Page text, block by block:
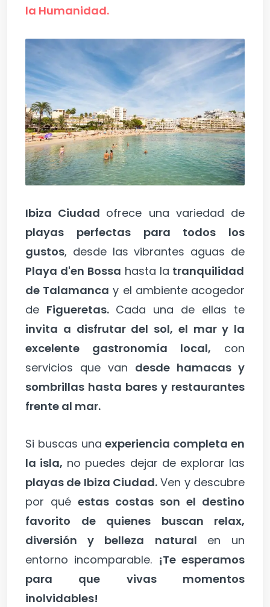
la Humanidad.
Ibiza Ciudad ofrece una variedad de
playas perfectas para todos los
gustos, desde las vibrantes aguas de
Playa d'en Bossa hasta la tranquilidad
de Talamanca y el ambiente acogedor
de Figueretas. Cada una de ellas te
invita a disfrutar del sol, el mar y la
excelente gastronomía local, con
servicios que van desde hamacas y
sombrillas hasta bares y restaurantes
frente al mar.
Si buscas unaexperiencia completa en
la isla, no puedes dejar de explorar las
playas de Ibiza Ciudad. Ven y descubre
por qué estas costas son el destino
favorito de quienes buscan relax,
diversión y belleza natural en un
entorno incomparable. ¡Te esperamos
para que vivas momentos
inolvidables!